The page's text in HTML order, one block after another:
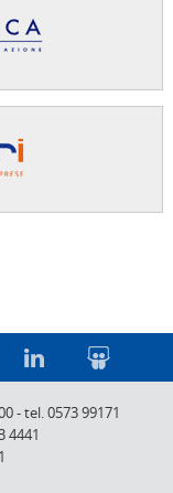
-tel. 0573 99171
4441